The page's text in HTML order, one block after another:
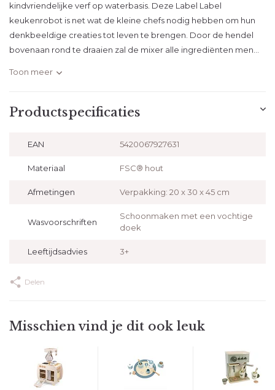
kindvriendelijke verf op waterbasis. Deze Label Label
keukenrobot is net wat de kleine chefs nodig hebben om hun
denkbeeldige creaties tot leven te brengen. Door de hendel
bovenaan rond te draaien zal de mixer alle ingrediënten men...
Toon meer
Productspecificaties
EAN 5420067927631
Materiaal FSC® hout
Afmetingen Verpakking: 20 x 30 x 45 cm
Wasvoorschriften
Schoonmaken met een vochtige
doek
Leeftijdsadvies 3+
Delen
Misschien vind je dit ook leuk